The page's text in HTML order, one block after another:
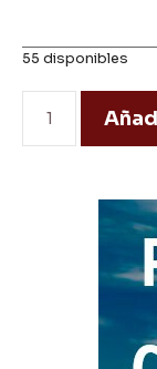
55 disponibles